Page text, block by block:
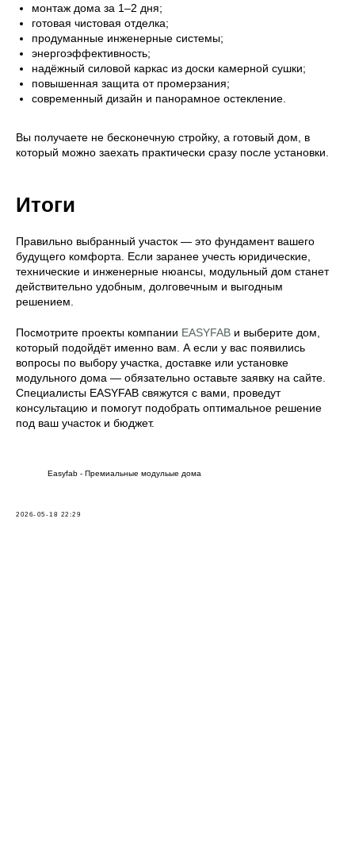
монтаж дома за 1–2 дня;
готовая чистовая отделка;
продуманные инженерные системы;
энергоэффективность;
надёжный силовой каркас из доски камерной сушки;
повышенная защита от промерзания;
современный дизайн и панорамное остекление.
Вы получаете не бесконечную стройку, а готовый дом, в
который можно заехать практически сразу после установки.
Итоги
Правильно выбранный участок — это фундамент вашего
будущего комфорта. Если заранее учесть юридические,
технические и инженерные нюансы, модульный дом станет
действительно удобным, долговечным и выгодным
решением.
Посмотрите проекты компании EASYFAB и выберите дом,
который подойдёт именно вам. А если у вас появились
вопросы по выбору участка, доставке или установке
модульного дома — обязательно оставьте заявку на сайте.
Специалисты EASYFAB свяжутся с вами, проведут
консультацию и помогут подобрать оптимальное решение
под ваш участок и бюджет.
Easyfab - Премиальные модульые дома
2026-05-18 22:29